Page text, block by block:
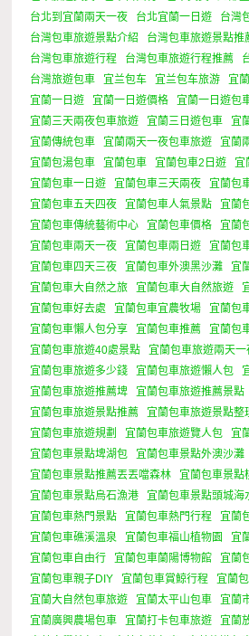
台北到宜蘭兩天一夜
台北宜蘭一日遊
台灣
台灣包車旅遊景點介紹
台灣包車旅遊景點推
台灣包車旅遊行程
台灣包車旅遊行程推薦
台灣旅遊包車
宜兰包车 宜兰包车旅游
宜
宜蘭一日遊
宜蘭一日遊價格 宜蘭一日遊包
宜蘭三天兩夜包車旅遊
宜蘭三日遊包車
宜
宜蘭傳統包車
宜蘭兩天一夜包車旅遊 宜蘭
宜蘭包湯包車
宜蘭包車 宜蘭包車2日遊
宜
宜蘭包車一日遊
宜蘭包車三天兩夜 宜蘭包
宜蘭包車五天四夜
宜蘭包車人氣景點
宜蘭
宜蘭包車傳統藝術中心
宜蘭包車價格
宜蘭
宜蘭包車兩天一夜
宜蘭包車兩日遊 宜蘭包
宜蘭包車四天三夜
宜蘭包車外澳黑沙灘
宜
宜蘭包車大自然之旅
宜蘭包車大自然旅遊
宜蘭包車好去處
宜蘭包車宜農牧場 宜蘭包
宜蘭包車懶人包分享
宜蘭包車推薦 宜蘭包
宜蘭包車旅遊40處景點
宜蘭包車旅遊兩天一
宜蘭包車旅遊多少錢
宜蘭包車旅遊懶人包
宜蘭包車旅遊推薦埤
宜蘭包車旅遊推薦景點
宜蘭包車旅遊景點推薦
宜蘭包車旅遊景點整
宜蘭包車旅遊規劃
宜蘭包車旅遊覽人包
宜
宜蘭包車景點埤湖包
宜蘭包車景點外澳沙灘
宜蘭包車景點推薦丟丟噹森林
宜蘭包車景點
宜蘭包車景點烏石漁港
宜蘭包車景點頭城海
宜蘭包車熱門景點
宜蘭包車熱門行程
宜蘭
宜蘭包車礁溪溫泉
宜蘭包車福山植物園
宜
宜蘭包車自由行
宜蘭包車蘭陽博物館 宜蘭
宜蘭包車親子DIY
宜蘭包車賞鯨行程
宜蘭
宜蘭大自然包車旅遊
宜蘭太平山包車 宜蘭
宜蘭廣興農場包車
宜蘭打卡包車旅遊
宜蘭